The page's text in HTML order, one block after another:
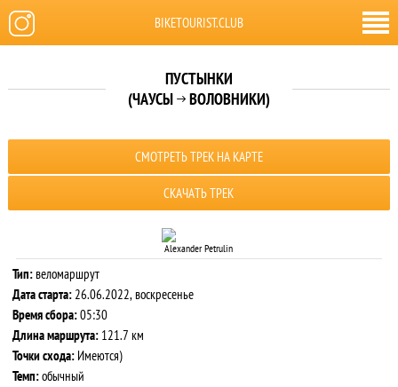
BIKETOURIST.CLUB
ПУСТЫНКИ
(ЧАУСЫ ВОЛОВНИКИ)
СМОТРЕТЬ ТРЕК НА КАРТЕ
СКАЧАТЬ ТРЕК
Alexander Petrulin
Тип:веломаршрут
Дата старта:26.06.2022, воскресенье
Время сбора:05:30
Длина маршрута:121.7 км
Точки схода:Имеются)
Темп:обычный